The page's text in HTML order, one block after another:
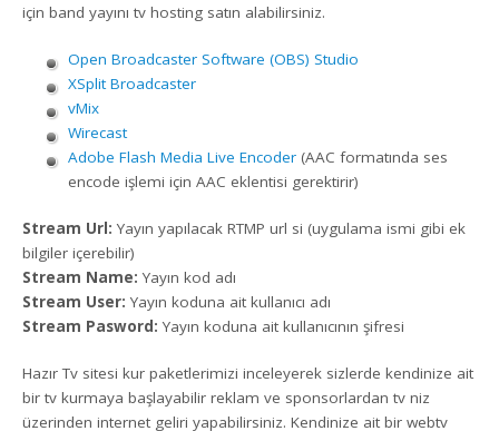
için band yayını tv hosting satın alabilirsiniz.
Open Broadcaster Software (OBS) Studio
XSplit Broadcaster
vMix
Wirecast
Adobe Flash Media Live Encoder(AAC formatında ses
encode işlemi için AAC eklentisi gerektirir)
Stream Url: Yayın yapılacak RTMP url si (uygulama ismi gibi ek
bilgiler içerebilir)
Stream Name: Yayın kod adı
Stream User: Yayın koduna ait kullanıcı adı
Stream Pasword: Yayın koduna ait kullanıcının şifresi
Hazır Tv sitesi kur paketlerimizi inceleyerek sizlerde kendinize ait
bir tv kurmaya başlayabilir reklam ve sponsorlardan tv niz
üzerinden internet geliri yapabilirsiniz. Kendinize ait bir webtv